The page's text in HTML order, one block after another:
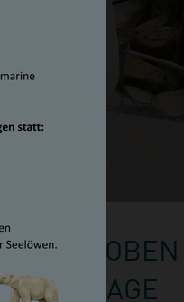
BEHOBEN
Z